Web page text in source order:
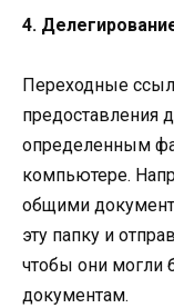
4.
Переходные
предоставления
определенным
компьютере.
общими
эту папку и
чтобы они могли
документам.